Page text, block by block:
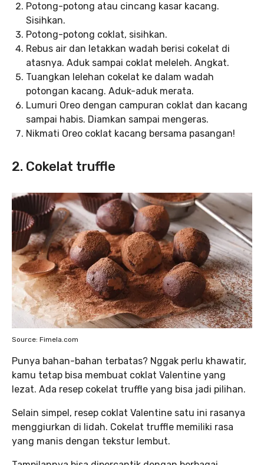
Potong-potong atau cincang kasar kacang.
Sisihkan.
Potong-potong coklat, sisihkan.
Rebus air dan letakkan wadah berisi cokelat di
atasnya. Aduk sampai coklat meleleh. Angkat.
Tuangkan lelehan cokelat ke dalam wadah
potongan kacang. Aduk-aduk merata.
Lumuri Oreo dengan campuran coklat dan kacang
sampai habis. Diamkan sampai mengeras.
Nikmati Oreo coklat kacang bersama pasangan!
2. Cokelat truffle
Source: Fimela.com
Punya bahan-bahan terbatas? Nggak perlu khawatir,
kamu tetap bisa membuat coklat Valentine yang
lezat. Ada resep cokelat truffle yang bisa jadi pilihan.
Selain simpel, resep coklat Valentine satu ini rasanya
menggiurkan di lidah. Cokelat truffle memiliki rasa
yang manis dengan tekstur lembut.